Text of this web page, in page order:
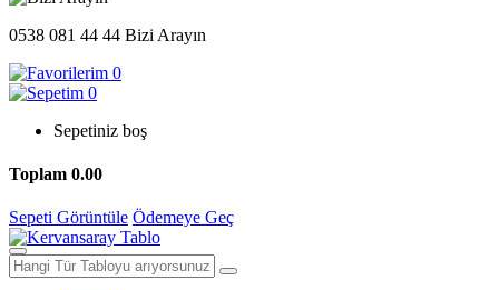
0538 081 44 44 Bizi Arayın
0
0
Sepetiniz boş
Toplam 0.00
Sepeti Görüntüle Ödemeye Geç